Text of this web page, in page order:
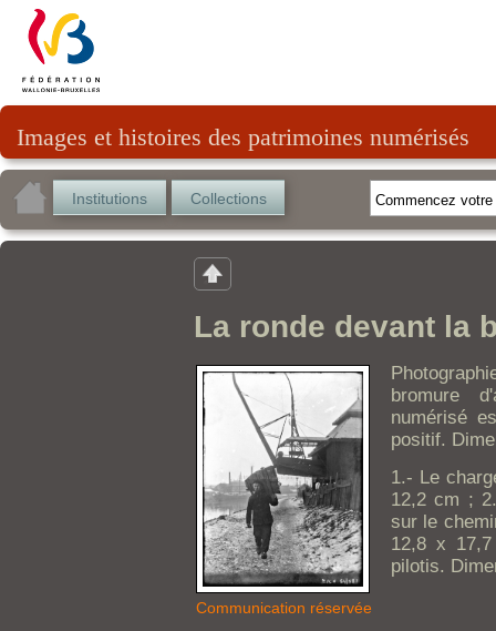
Images et histoires des patrimoines numérisés
Institutions Collections
La ronde devant la
Communication réservée
bromure
numérisé
positif.
1.- Le
12,2 cm ;
sur le
12,8 x
pilotis.